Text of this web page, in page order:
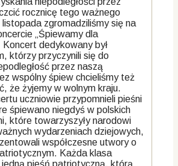
rocznicę tego ważnego
zgromadziliśmy się na
„Śpiewamy dla
Koncert dedykowany był
którzy przyczynili się do
przez naszą
wspólny śpiew chcieliśmy też
że żyjemy w wolnym kraju.
uczniowie przypomnieli pieśni
śpiewano niegdyś w polskich
które towarzyszyły narodowi
wydarzeniach dziejowych,
współczesne utwory o
Każda klasa
jedną pieśń patriotyczną, którą